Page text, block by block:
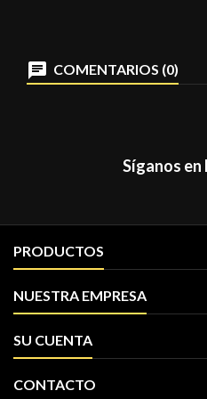
COMENTARIOS (0)
Síganos en
PRODUCTOS
NUESTRA EMPRESA
SU CUENTA
CONTACTO